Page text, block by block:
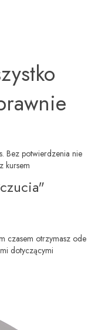
Bez potwierdzenia nie
kursem
czasem otrzymasz ode
dotyczącymi